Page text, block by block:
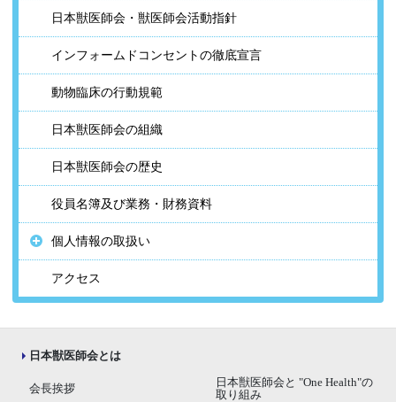
日本獣医師会・獣医師会活動指針
インフォームドコンセントの徹底宣言
動物臨床の行動規範
日本獣医師会の組織
日本獣医師会の歴史
役員名簿及び業務・財務資料
個人情報の取扱い
アクセス
日本獣医師会とは
会長挨拶
日本獣医師会と "One Health"の
取り組み